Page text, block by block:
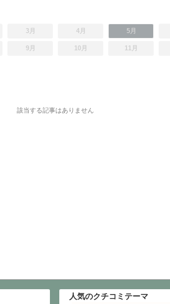
3月 4月 5月
9月 10月 11月
該当する記事はありません
人気のクチコミテーマ